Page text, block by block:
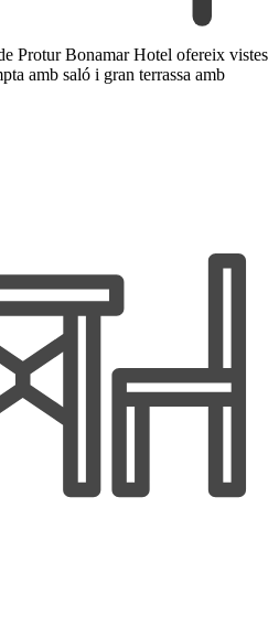
Protur Bonamar Hotel ofereix vistes
amb saló i gran terrassa amb